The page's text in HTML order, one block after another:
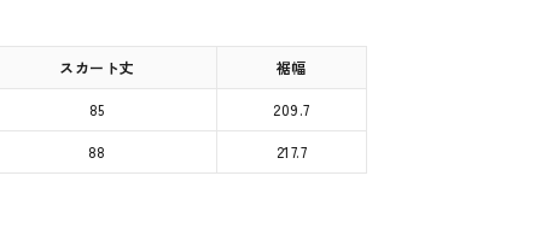
スカート丈 裾幅
85 209.7
88 217.7